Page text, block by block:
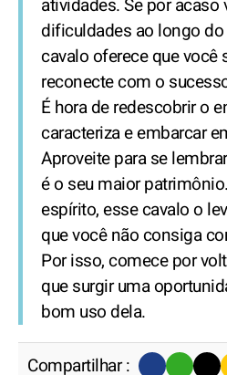
atividades. Se por
dificuldades ao longo
cavalo oferece que você
reconecte com o
É hora de redescobrir o
caracteriza e embarcar
Aproveite para se
é o seu maior
espírito, esse cavalo o
que você não consiga
Por isso, comece por
que surgir uma
bom uso dela.
Compartilhar :